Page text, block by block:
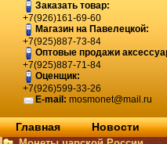
Заказать товар:
+7(926)161-69-60
Магазин на Павелецкой:
+7(925)887-73-84
Оптовые продажи
+7(925)887-71-84
Оценщик:
+7(926)599-33-26
E-mail: mosmonet@mail.ru
Главная Новости